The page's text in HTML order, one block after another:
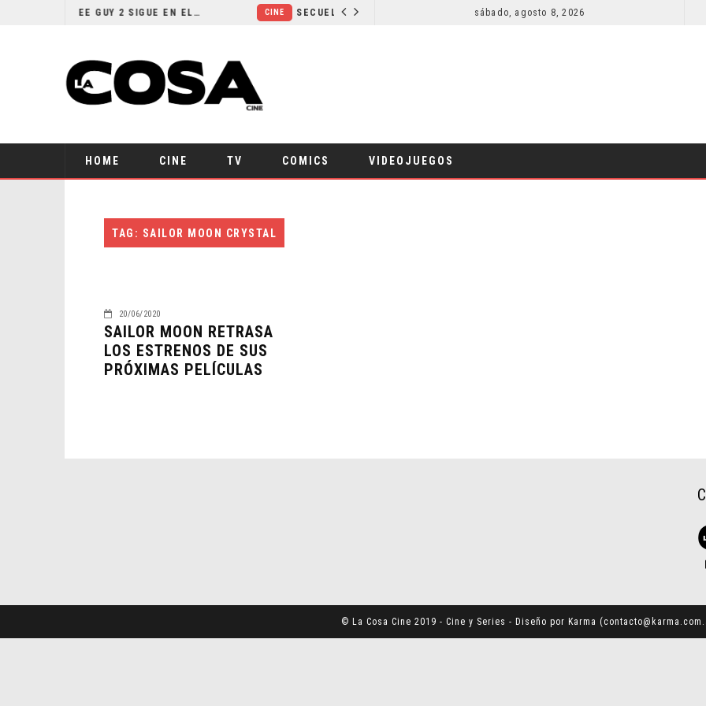
¿POR QUÉ FREE GUY 2 SIGUE EN EL LIMBO? CINE
sábado, agosto 8, 2026
HOME CINE TV COMICS VIDEOJUEGOS
TAG: SAILOR MOON CRYSTAL
20/06/2020
SAILOR MOON RETRASA
LOS ESTRENOS DE SUS
PRÓXIMAS PELÍCULAS
© La Cosa Cine 2019 - Cine y Series - Diseño por Karma (